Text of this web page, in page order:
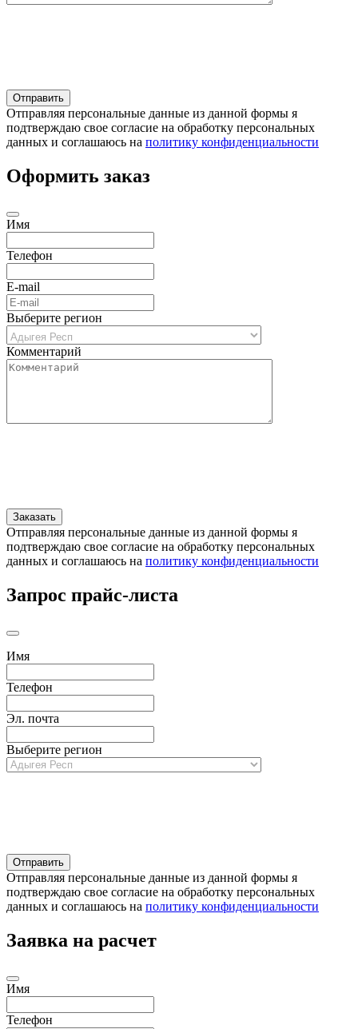
Отправляя персональные данные из данной формы я
подтверждаю свое согласие на обработку персональных
данных и соглашаюсь на политику конфиденциальности
Оформить заказ
Имя
Телефон
E-mail
Выберите регион
Комментарий
Отправляя персональные данные из данной формы я
подтверждаю свое согласие на обработку персональных
данных и соглашаюсь на политику конфиденциальности
Запрос прайс-листа
Имя
Телефон
Эл. почта
Выберите регион
Отправляя персональные данные из данной формы я
подтверждаю свое согласие на обработку персональных
данных и соглашаюсь на политику конфиденциальности
Заявка на расчет
Имя
Телефон